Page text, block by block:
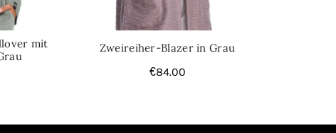
mit
Zweireiher-Blazer in Grau
€84.00